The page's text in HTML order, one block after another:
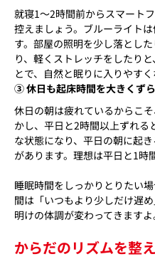
就寝1〜2時間前からスマート
控えましょう。ブルーライト
す。部屋の照明を少し落とし
り、軽くストレッチをしたり
とで、自然と眠りに入りやすく
③ 休日も起床時間を大きくず
休日の朝は疲れているからこ
かし、平日と2時間以上ずれる
な状態になり、平日の朝に起
があります。理想は平日と1時
睡眠時間をしっかりとりたい
間は「いつもより少しだけ遅
明けの体調が変わってきますよ
からだのリズムを整